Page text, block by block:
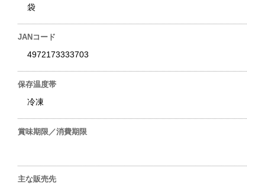
袋
JANコード
4972173333703
保存温度帯
冷凍
賞味期限／消費期限
主な販売先